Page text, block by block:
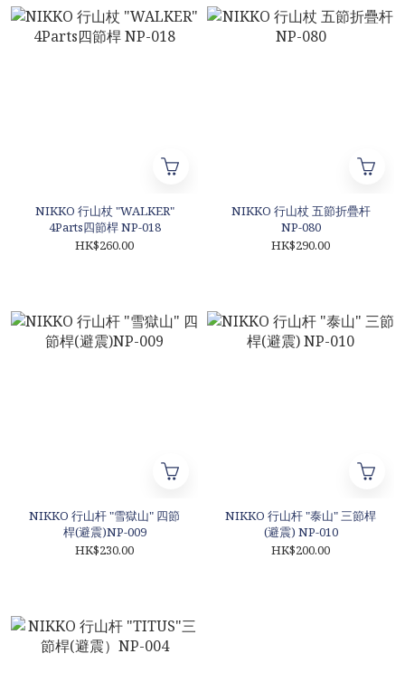
NIKKO 行山杖 "WALKER"
4Parts四節桿 NP-018
HK$260.00
NIKKO 行山杖 五節折疊杆
NP-080
HK$290.00
NIKKO 行山杆 "雪獄山" 四節
桿(避震)NP-009
HK$230.00
NIKKO 行山杆 "泰山" 三節桿
(避震) NP-010
HK$200.00